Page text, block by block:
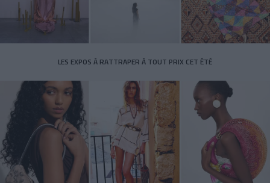
LES EXPOS À RATTRAPER À TOUT PRIX CET ÉTÉ